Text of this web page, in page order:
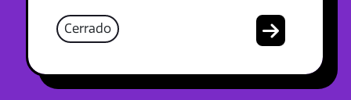
Cerrado